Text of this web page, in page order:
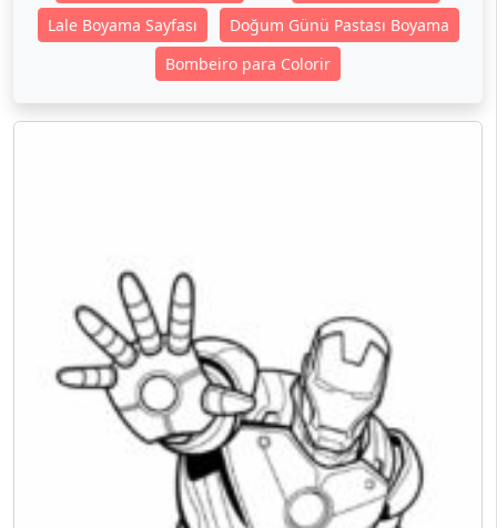
Lale Boyama Sayfası
Doğum Günü Pastası Boyama
Bombeiro para Colorir